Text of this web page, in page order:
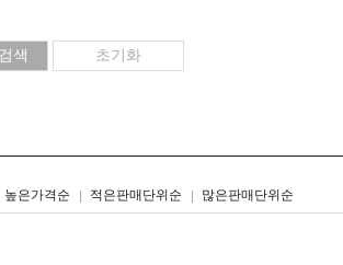
높은가격순 적은판매단위순 많은판매단위순